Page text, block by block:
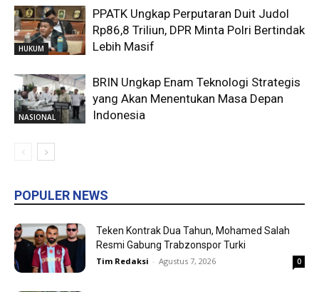
HUKUM
PPATK Ungkap Perputaran Duit Judol
Rp86,8 Triliun, DPR Minta Polri Bertindak
Lebih Masif
NASIONAL
BRIN Ungkap Enam Teknologi Strategis
yang Akan Menentukan Masa Depan
Indonesia
POPULER NEWS
Teken Kontrak Dua Tahun, Mohamed Salah
Resmi Gabung Trabzonspor Turki
Tim Redaksi - Agustus 7, 2026 0